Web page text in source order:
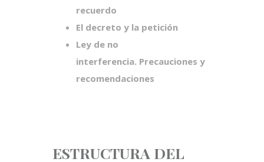
recuerdo
El decreto y la petición
Ley de no
interferencia. Precauciones y
recomendaciones
ESTRUCTURA DEL